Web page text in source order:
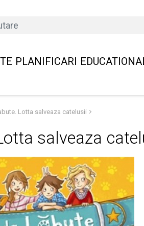
PLANIFICARI
Lotta salveaza catelusii
salveaza